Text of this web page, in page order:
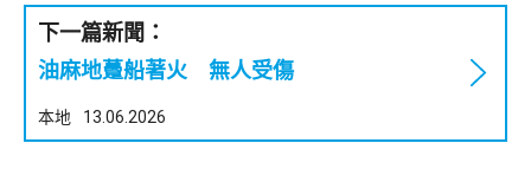
下一篇新聞：
油麻地躉船著火 無人受傷
本地 13.06.2026